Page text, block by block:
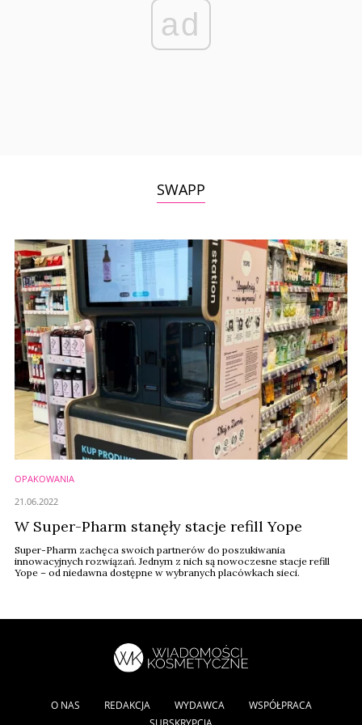
ad
SWAPP
OPAKOWANIA
W Super-Pharm stanęły stacje refill Yope
Super-Pharm zachęca swoich partnerów do poszukiwania
innowacyjnych rozwiązań. Jednym z nich są nowoczesne stacje refill
Yope – od niedawna dostępne w wybranych placówkach sieci.
21.06.2022
O NAS REDAKCJA WYDAWCA
WSPÓŁPRACA